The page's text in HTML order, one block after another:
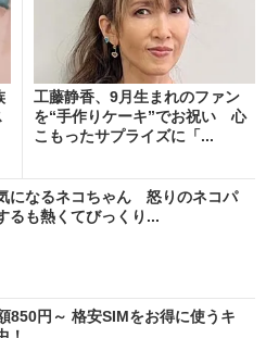
工藤静香、9月生まれのファン
を“手作りケーキ”でお祝い 心
こもったサプライズに「...
になるネコちゃん 怒りのネコパ
るも熱くてびっくり...
850円～ 格安SIMをお得に使うキ